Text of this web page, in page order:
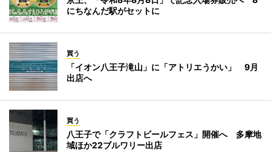
にちなんだ駅がセットに
買う
「イオン八王子滝山」に「アトリエうかい」 9月
出店へ
買う
八王子で「クラフトビールフェス」開催へ 多摩地
域ほか22ブルワリー出店